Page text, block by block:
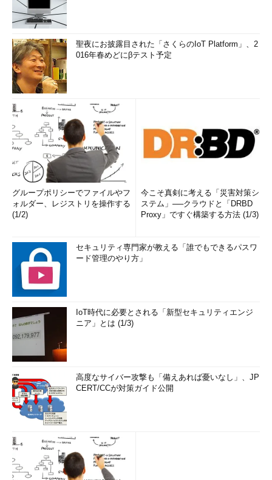
聖夜にお披露目された「さくらのIoT Platform」、2
016年春めどにβテスト予定
グループポリシーでファイルやフ
ォルダー、レジストリを操作する
(1/2)
今こそ真剣に考える「災害対策シ
ステム」──クラウドと「DRBD
Proxy」ですぐ構築する方法 (1/3)
セキュリティ専門家が教える「誰でもできるパスワ
ード管理のやり方」
IoT時代に必要とされる「新型セキュリティエンジ
ニア」とは (1/3)
高度なサイバー攻撃も「備えあれば憂いなし」、JP
CERT/CCが対策ガイド公開